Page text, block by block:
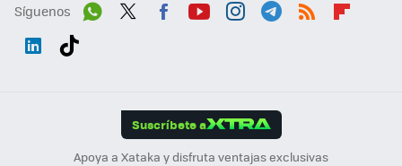
Síguenos
Suscríbete a
Apoya a Xataka y disfruta ventajas exclusivas